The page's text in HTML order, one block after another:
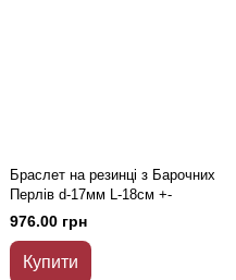
Браслет на резинці з Барочних
Перлів d-17мм L-18см +-
976.00 грн
Купити